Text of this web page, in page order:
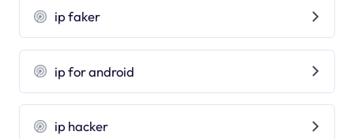
ip faker
ip for android
ip hacker